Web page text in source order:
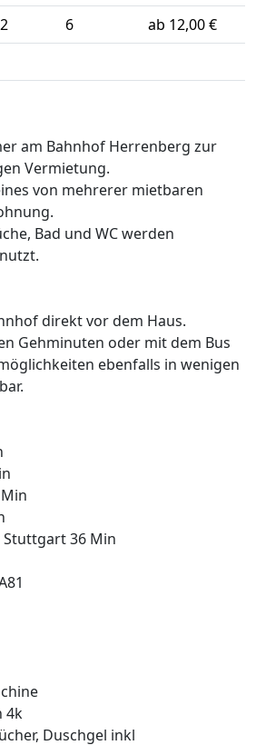
2 6 ab 12,00 €
am Bahnhof Herrenberg zur
Vermietung.
von mehrerer mietbaren
Bad und WC werden
direkt vor dem Haus.
Gehminuten oder mit dem Bus
ebenfalls in wenigen
Stuttgart 36 Min
4k
Duschgel inkl